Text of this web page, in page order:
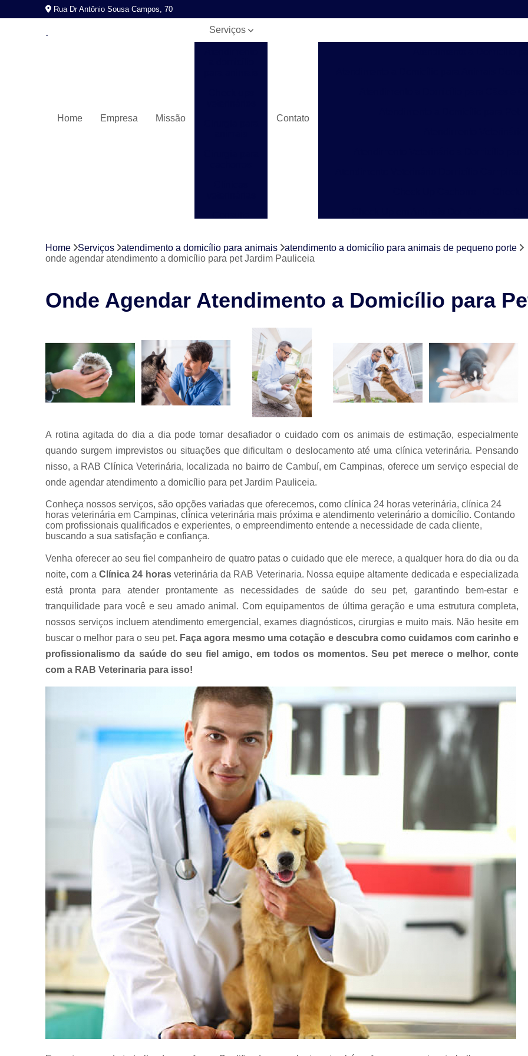
Rua Dr Antônio Sousa Campos, 70
Home Empresa Missão
Serviços
Exames
laboratoriais
animais
Limpeza de
Odontologia
para animais
Odontologia
para animais
de estimação
Odontologia
para pet
Ozonioterapia
Veterinários
Contato
Check-up Veterinário em Cachorro
Cirurgia em Animais Campinas
Cirurgia em Animais São Paulo
Cirurgia Ortopédica Veterinária
Cirurgia para Cachorros de
Cirurgia de Castração de Cachorro
Cirurgia de Catarata para Cachorro
Cirurgia em Cachorro Idoso
Cirurgia
Cirurgia para Cachorro Campinas
Cirurgia
Clínica
Clínica Veterinária Campinas
Clínica Veterinária com Atendimento
Clínica Veterinária Mais Próxima
Clínica
Clínica Veterinária Próximo a Mim
Clínica
Consulta para Cachorro
Consulta
Consulta Veterinária Dermatológica para
Consulta Veterinária para Animais de
Consulta Veterinária para
Exames Laboratoriais para Animais
Exames Laboratoriais para Cachorro
Exames Laboratoriais para Cachorro São Paulo
Exames Laboratoriais para Cães e
Exames Laboratoriais para
Exame Cardiograma para
Exame de Sangue para Gato
Exame de
Exame de Ultrassom para Gato
Exame para Animais
Exame para
Exame para Cachorro
Exames
Laserterapia para Animais Pequenos
Laserterapia para Cães e
Laserterapia para Gatos e Cachorros
Laserterapia Pet São Paulo
Limpeza de
Limpeza de Tártaro Canino
Limpeza de
Limpeza de Tártaro em Cães
Limpeza de
Limpeza Dentária Canina
Home Serviços atendimento a domicílio para animais
atendimento a domicílio para animais de pequeno porte
onde agendar atendimento a domicílio para pet Jardim Pauliceia
Onde Agendar Atendimento a Domicílio para
A rotina agitada do dia a dia pode tornar desafiador o cuidado com os animais de estimação, especialmente
quando surgem imprevistos ou situações que dificultam o deslocamento até uma clínica veterinária. Pensando
nisso, a RAB Clínica Veterinária, localizada no bairro de Cambuí, em Campinas, oferece um serviço especial de
onde agendar atendimento a domicílio para pet Jardim Pauliceia.
Conheça nossos serviços, são opções variadas que oferecemos, como clínica 24 horas veterinária, clínica 24
horas veterinária em Campinas, clínica veterinária mais próxima e atendimento veterinário a domicílio. Contando
com profissionais qualificados e experientes, o empreendimento entende a necessidade de cada cliente,
buscando a sua satisfação e confiança.
Venha oferecer ao seu fiel companheiro de quatro patas o cuidado que ele merece, a qualquer hora do dia ou da
noite, com a Clínica 24 horasveterinária da RAB Veterinaria. Nossa equipe altamente dedicada e especializada
está pronta para atender prontamente as necessidades de saúde do seu pet, garantindo bem-estar e
tranquilidade para você e seu amado animal. Com equipamentos de última geração e uma estrutura completa,
nossos serviços incluem atendimento emergencial, exames diagnósticos, cirurgias e muito mais. Não hesite em
buscar o melhor para o seu pet. Faça agora mesmo uma cotação e descubra como cuidamos com carinho e
profissionalismo da saúde do seu fiel amigo, em todos os momentos. Seu pet merece o melhor, conte
com a RAB Veterinaria para isso!